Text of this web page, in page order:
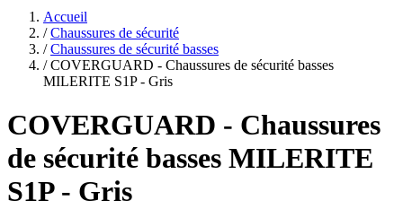
Accueil
/ Chaussures de sécurité
/ Chaussures de sécurité basses
/ COVERGUARD - Chaussures de sécurité basses
MILERITE S1P - Gris
COVERGUARD - Chaussures
de sécurité basses MILERITE
S1P - Gris